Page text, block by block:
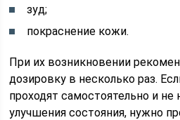
зуд;
покраснение кожи.
При их возникновении
дозировку в несколько раз.
проходят самостоятельно и не
улучшения состояния, нужно